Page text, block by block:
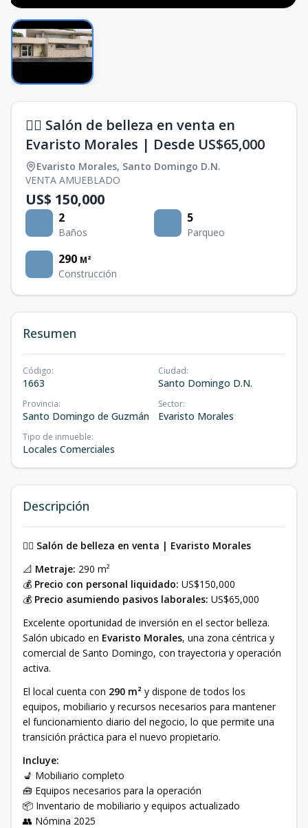
💇‍♀️ Salón de belleza en venta en
Evaristo Morales | Desde US$65,000
Evaristo Morales, Santo Domingo D.N.
VENTA AMUEBLADO
US$ 150,000
2
Baños
5
Parqueo
290 M²
Construcción
Resumen
Código:
1663
Ciudad:
Santo Domingo D.N.
Provincia:
Santo Domingo de Guzmán
Sector:
Evaristo Morales
Tipo de inmueble:
Locales Comerciales
Descripción
💇‍♀️ Salón de belleza en venta | Evaristo Morales
📐 Metraje: 290 m²
💰 Precio con personal liquidado: US$150,000
💰 Precio asumiendo pasivos laborales: US$65,000
Excelente oportunidad de inversión en el sector belleza.
Salón ubicado en Evaristo Morales, una zona céntrica y
comercial de Santo Domingo, con trayectoria y operación
activa.
El local cuenta con 290 m² y dispone de todos los
equipos, mobiliario y recursos necesarios para mantener
el funcionamiento diario del negocio, lo que permite una
transición práctica para el nuevo propietario.
Incluye:
💺 Mobiliario completo
🧰 Equipos necesarios para la operación
📦 Inventario de mobiliario y equipos actualizado
👥 Nómina 2025